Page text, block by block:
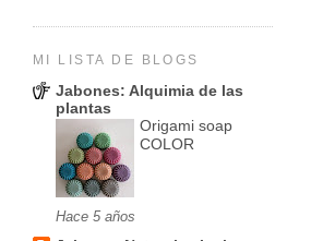
MI LISTA DE BLOGS
Jabones: Alquimia de las
plantas
Origami soap
COLOR
Hace 5 años